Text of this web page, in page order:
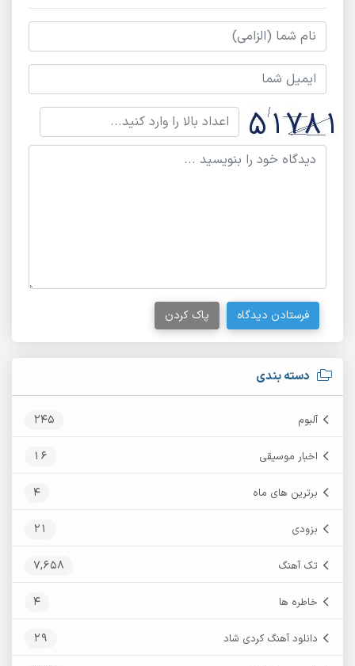
دسته بندی
آلبوم 245
اخبار موسیقی 16
برترین های ماه 4
بزودی 21
تک آهنگ 7,658
خاطره ها 4
دانلود آهنگ کردی شاد 29
فرستادن دیدگاه پاک کردن